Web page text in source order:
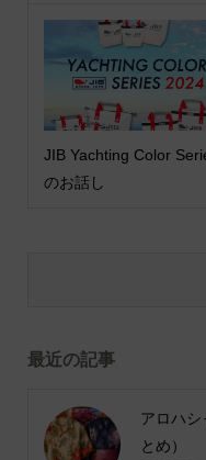
JIB Yachting Color
のお話し
最近の記事
アロハシ
とめ）